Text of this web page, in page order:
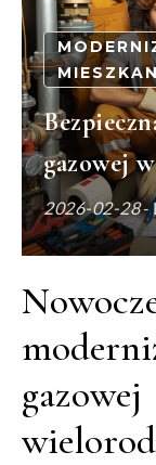
gazowej
2026-02-28-